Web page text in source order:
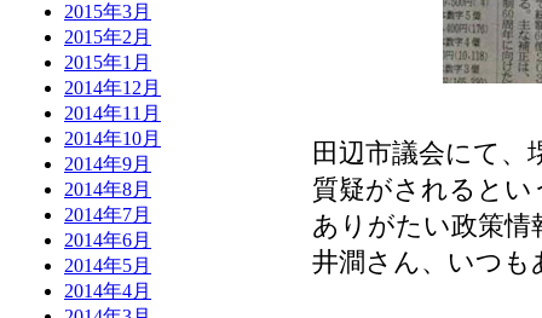
2015年3月
2015年2月
2015年1月
2014年12月
2014年11月
2014年10月
2014年9月
2014年8月
2014年7月
2014年6月
2014年5月
2014年4月
田辺市議会にて、
質疑がされるとい
ありがたい政策情
井澗さん、いつ